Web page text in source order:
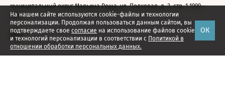
На нашем сайте используются cookie-файлы и технологии
персонализации. Продолжая пользоваться данным сайтом, вы
подтверждаете свое согласие на использование файлов cookie
и технологий персонализации в соответствии с Политикой в
отношении обработки персональных данных.
ОК
муниципальный округ Марьина Роща, ул. Полковая, д. 3, стр. 1 1999—
2026